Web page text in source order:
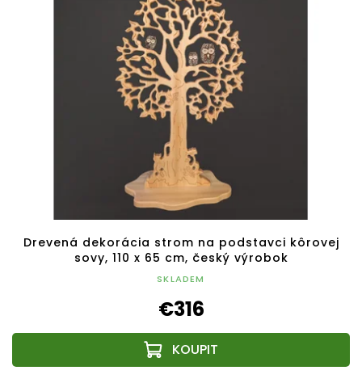
Drevená dekorácia strom na podstavci kôrovej
sovy, 110 x 65 cm, český výrobok
SKLADEM
€316